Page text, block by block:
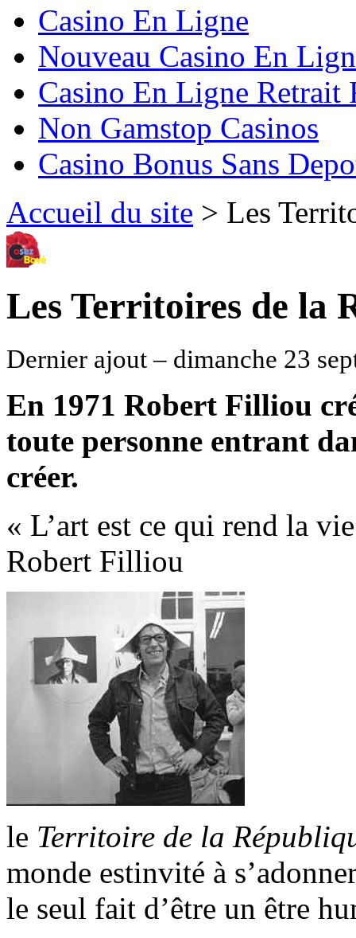
Casino En Ligne
Nouveau Casino En
Casino En Ligne Retrait
Non Gamstop Casinos
Casino Bonus Sans
Accueil du site > Les
Les Territoires de la
Dernier ajout – dimanche 23
En 1971 Robert Filliou
toute personne entrant
créer.
« L’art est ce qui rend la
Robert Filliou
le Territoire de la
monde estinvité à
le seul fait d’être un être